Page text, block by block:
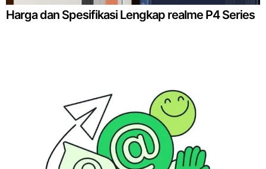
Harga dan Spesifikasi Lengkap realme P4 Series